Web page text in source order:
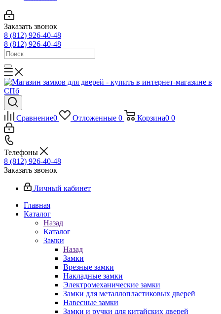
Заказать звонок
8 (812) 926-40-48
8 (812) 926-40-48
Сравнение0 Отложенные 0 Корзина0 0
Телефоны
8 (812) 926-40-48
Заказать звонок
Личный кабинет
Главная
Каталог
Назад
Каталог
Замки
Назад
Замки
Врезные замки
Накладные замки
Электромеханические замки
Замки для металлопластиковых дверей
Навесные замки
Замки и ручки для китайских дверей